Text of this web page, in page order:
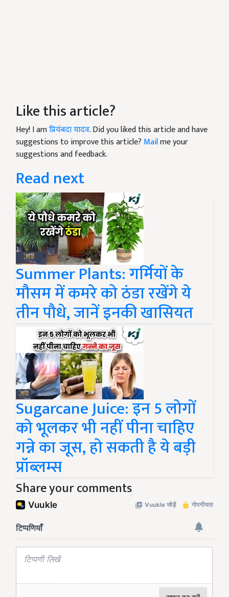
Like this article?
Hey! I amप्रियंबदा यादव. Did you liked this article and have
suggestions to improve this article? Mailme your
suggestions and feedback.
Read next
Summer Plants: गर्मियों के
मौसम में कमरे को ठंडा रखेंगे ये
तीन पौधे, जानें इनकी खासियत
Sugarcane Juice: इन 5 लोगों
को भूलकर भी नहीं पीना चाहिए
गन्ने का जूस, हो सकती है ये बड़ी
प्रॉब्लम्स
Share your comments